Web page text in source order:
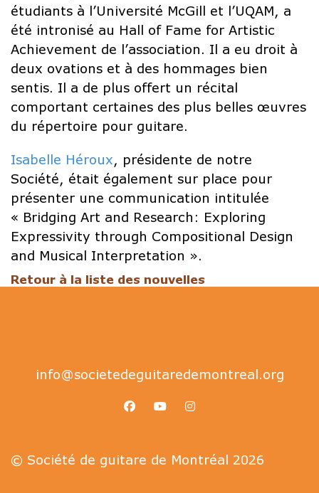
étudiants à l’Université McGill et l’UQAM, a
été intronisé au Hall of Fame for Artistic
Achievement de l’association. Il a eu droit à
deux ovations et à des hommages bien
sentis. Il a de plus offert un récital
comportant certaines des plus belles œuvres
du répertoire pour guitare.
Isabelle Héroux, présidente de notre
Société, était également sur place pour
présenter une communication intitulée
« Bridging Art and Research: Exploring
Expressivity through Compositional Design
and Musical Interpretation ».
Retour à la liste des nouvelles
info@societedeguitaredemontreal.org
facebookyoutubeinstagram
© Société de guitare de Montréal 2026